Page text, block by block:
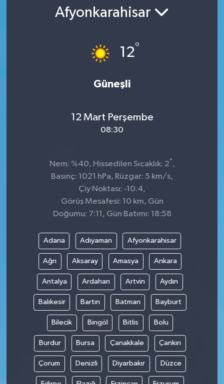
Afyonkarahisar
12°
Güneşli
12 Mart Perşembe
08:30
Nem: %40, Hissedilen Sıcaklık: 2° ,
Basınç: 1021 hPa, Rüzgar: 5 km/s,
Çiy Noktası: -10.4,
Görüş Mesafesi: 10 km, Gün
Doğumu: 7:11, Gün Batımı: 18:58
Adana Adıyaman Afyonkarahisar
Ağrı Aksaray Amasya Ankara
Antalya Ardahan Artvin Aydın
Balıkesir Bartın Batman Bayburt
Bilecik Bingöl Bitlis Bolu
Burdur Bursa Çanakkale Çankırı
Çorum Denizli Diyarbakır Düzce